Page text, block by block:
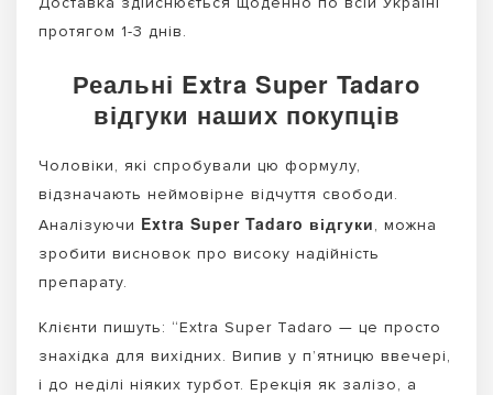
протягом 1-3 днів.
Реальні Extra Super Tadaro
відгуки наших покупців
Чоловіки, які спробували цю формулу,
відзначають неймовірне відчуття свободи.
Аналізуючи Extra Super Tadaro відгуки, можна
зробити висновок про високу надійність
препарату.
Клієнти пишуть: “Extra Super Tadaro — це просто
знахідка для вихідних. Випив у п’ятницю ввечері,
і до неділі ніяких турбот. Ерекція як залізо, а